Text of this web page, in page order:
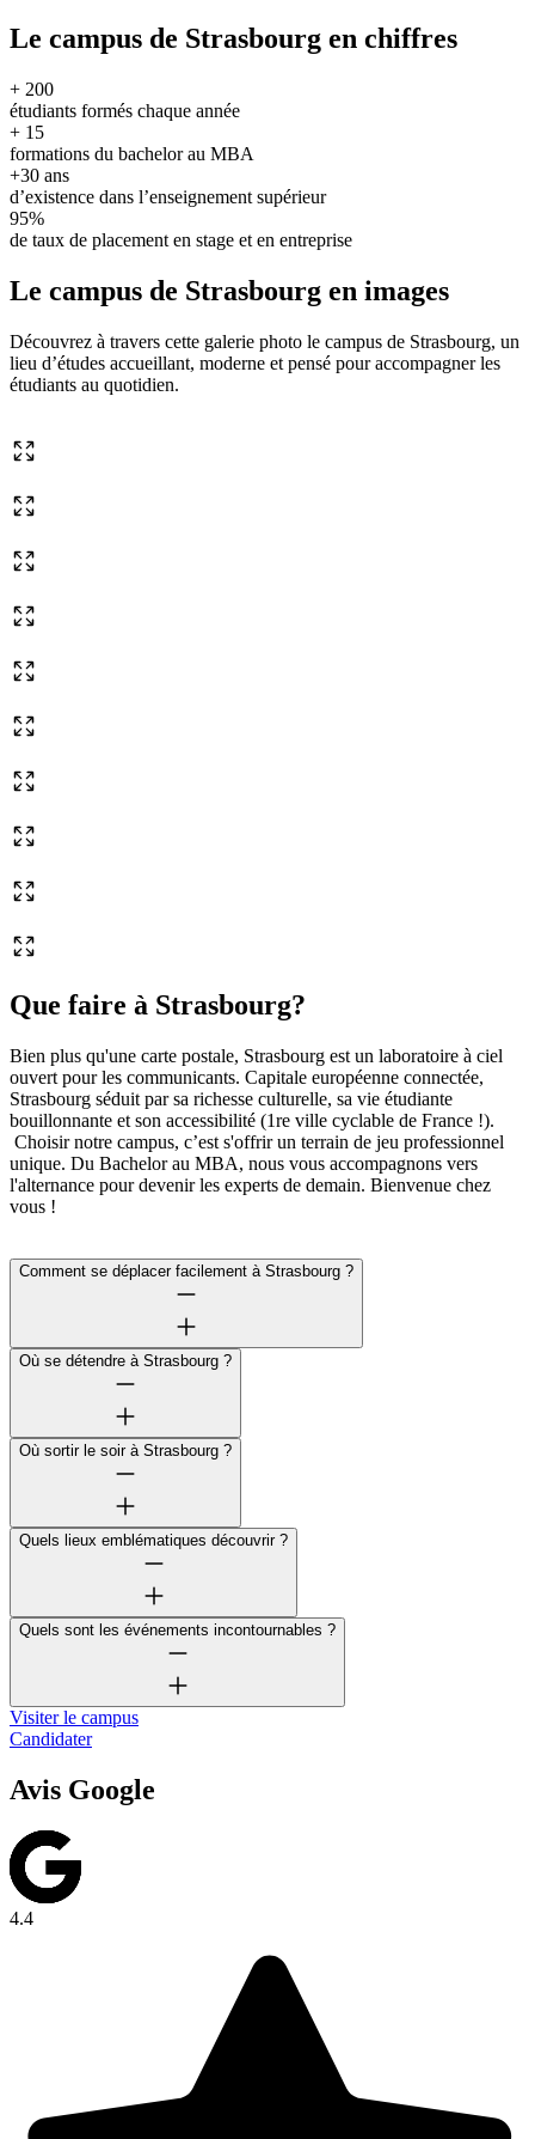
Le campus de Strasbourg en chiffres
+ 200
étudiants formés chaque année
+ 15
formations du bachelor au MBA
+30 ans
d’existence dans l’enseignement supérieur
95%
de taux de placement en stage et en entreprise
Le campus de Strasbourg en images
Découvrez à travers cette galerie photo le campus de Strasbourg, un
lieu d’études accueillant, moderne et pensé pour accompagner les
étudiants au quotidien.
Que faire à Strasbourg?
Bien plus qu'une carte postale, Strasbourg est un laboratoire à ciel
ouvert pour les communicants. Capitale européenne connectée,
Strasbourg séduit par sa richesse culturelle, sa vie étudiante
bouillonnante et son accessibilité (1re ville cyclable de France !).
Choisir notre campus, c’est s'offrir un terrain de jeu professionnel
unique. Du Bachelor au MBA, nous vous accompagnons vers
l'alternance pour devenir les experts de demain. Bienvenue chez
vous !
Comment se déplacer facilement à Strasbourg ?
Où se détendre à Strasbourg ?
Où sortir le soir à Strasbourg ?
Quels lieux emblématiques découvrir ?
Quels sont les événements incontournables ?
Visiter le campus
Candidater
Avis Google
4.4